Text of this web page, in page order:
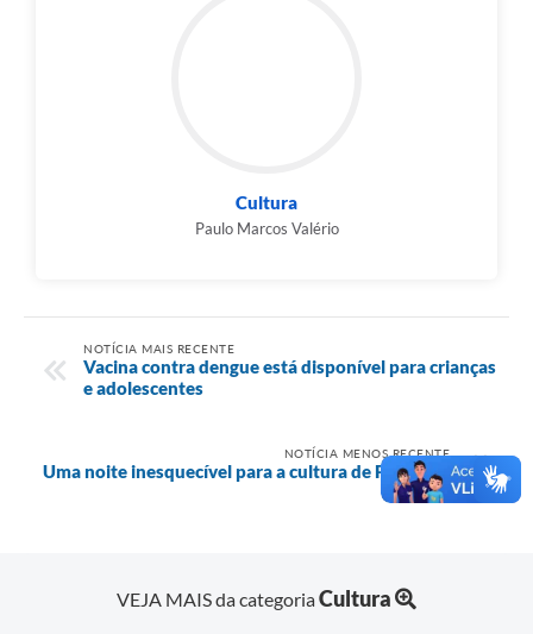
Cultura
Paulo Marcos Valério
NOTÍCIA MAIS RECENTE
Vacina contra dengue está disponível para crianças
e adolescentes
NOTÍCIA MENOS RECENTE
Uma noite inesquecível para a cultura de Palmital!
VEJA MAIS da categoriaCultura